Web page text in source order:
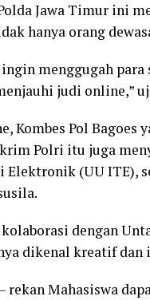
Jawa Timur ini
hanya orang
menggugah
judi online,”
Kombes Pol Bagoes
Polri itu juga
(UU ITE),
dengan
dikenal kreatif dan
rekan Mahasiswa